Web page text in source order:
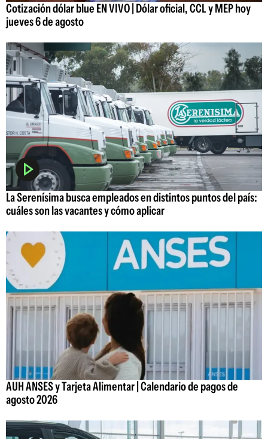
Cotización dólar blue EN VIVO | Dólar oficial, CCL y MEP hoy
jueves 6 de agosto
La Serenísima busca empleados en distintos puntos del país:
cuáles son las vacantes y cómo aplicar
AUH ANSES y Tarjeta Alimentar | Calendario de pagos de
agosto 2026